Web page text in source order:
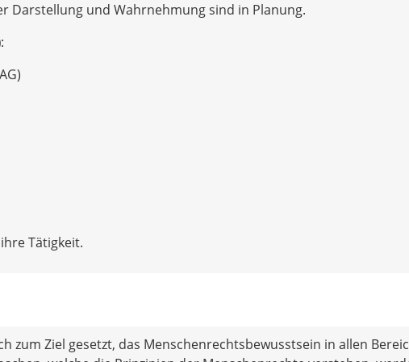
Darstellung und Wahrnehmung sind in Planung.
:
Tätigkeit.
zum Ziel gesetzt, das Menschenrechtsbewusstsein in allen